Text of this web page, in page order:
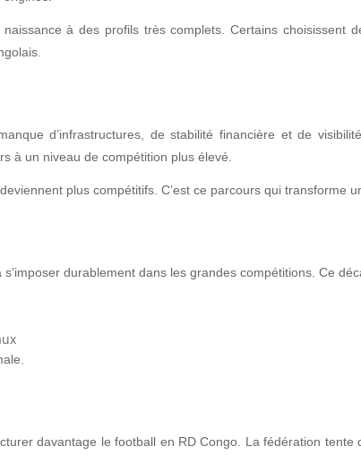
à des profils très complets. Certains choisissent
d’infrastructures, de stabilité financière et de
à un niveau de compétition plus élevé.
plus compétitifs. C’est ce parcours qui transforme
durablement dans les grandes compétitions. Ce
davantage le football en RD Congo. La fédération